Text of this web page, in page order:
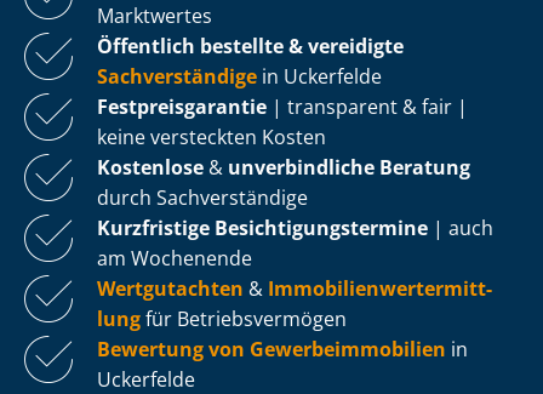
Marktwertes
Öffentlich bestellte & vereidigte
Sachverständige in Uckerfelde
Fest­preis­ga­ran­tie | transparent & fair |
keine versteckten Kosten
Kostenlose & unverbindliche Beratung
durch Sachverständige
Kurzfristige Be­sich­ti­gungs­ter­mi­ne | auch
am Wochenende
Wertgutachten & Im­mo­bi­li­en­wert­ermitt­
lungfür Be­triebs­ver­mö­gen
Bewertung von Ge­wer­be­im­mo­bi­li­en in
Uckerfelde